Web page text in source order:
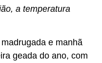
a temperatura
e manhã
geada do ano, com